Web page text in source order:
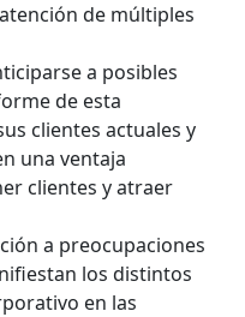
de múltiples
a posibles
de esta
clientes actuales y
una ventaja
clientes y atraer
a preocupaciones
los distintos
en las